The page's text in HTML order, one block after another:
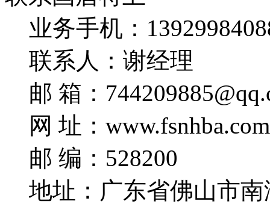
业务手机：
联系人：谢经理
邮 箱：
网 址：www.fsnhba.com
邮 编：528200
地址：广东省佛山市南